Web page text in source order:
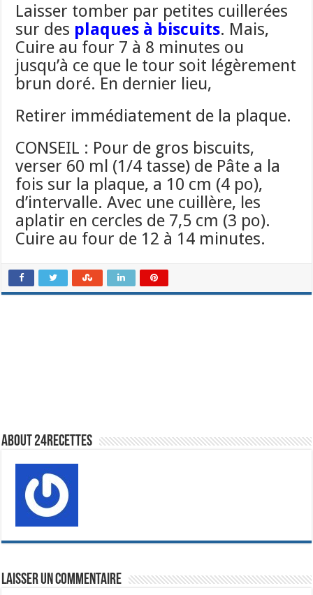
Laisser tomber par petites cuillerées
sur des plaques à biscuits. Mais,
Cuire au four 7 à 8 minutes ou
jusqu’à ce que le tour soit légèrement
brun doré. En dernier lieu,
Retirer immédiatement de la plaque.
CONSEIL : Pour de gros biscuits,
verser 60 ml (1/4 tasse) de Pâte a la
fois sur la plaque, a 10 cm (4 po),
d’intervalle. Avec une cuillère, les
aplatir en cercles de 7,5 cm (3 po).
Cuire au four de 12 à 14 minutes.
About 24recettes
Laisser un commentaire